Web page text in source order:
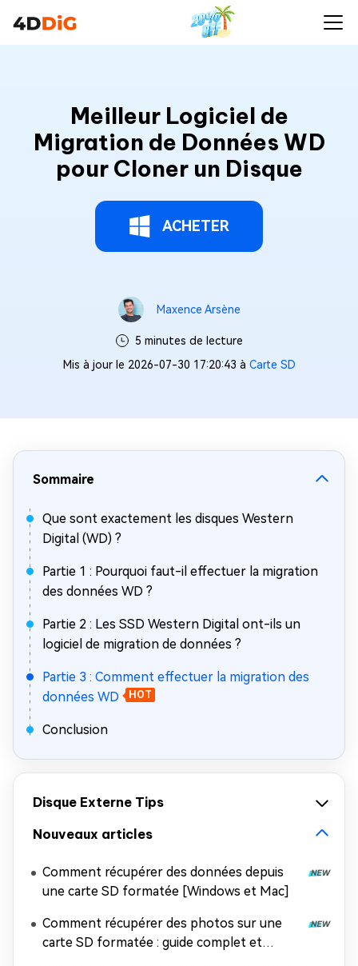
Meilleur Logiciel de
Migration de Données WD
pour Cloner un Disque
ACHETER
Maxence Arsène
5 minutes de lecture
Mis à jour le 2026-07-30 17:20:43 à Carte SD
Sommaire
Que sont exactement les disques Western
Digital (WD) ?
Partie 1 : Pourquoi faut-il effectuer la migration
des données WD ?
Partie 2 : Les SSD Western Digital ont-ils un
logiciel de migration de données ?
Partie 3 : Comment effectuer la migration des
données WD
HOT
Conclusion
Disque Externe Tips
Nouveaux articles
Comment récupérer des données depuis
une carte SD formatée [Windows et Mac]
Comment récupérer des photos sur une
carte SD formatée : guide complet et